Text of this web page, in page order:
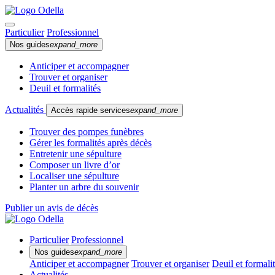
Particulier Professionnel
Nos guidesexpand_more
Anticiper et accompagner
Trouver et organiser
Deuil et formalités
Actualités Accès rapide servicesexpand_more
Trouver des pompes funèbres
Gérer les formalités après décès
Entretenir une sépulture
Composer un livre d’or
Localiser une sépulture
Planter un arbre du souvenir
Publier un avis de décès
Particulier Professionnel
Nos guidesexpand_more
Anticiper et accompagner Trouver et organiser Deuil et